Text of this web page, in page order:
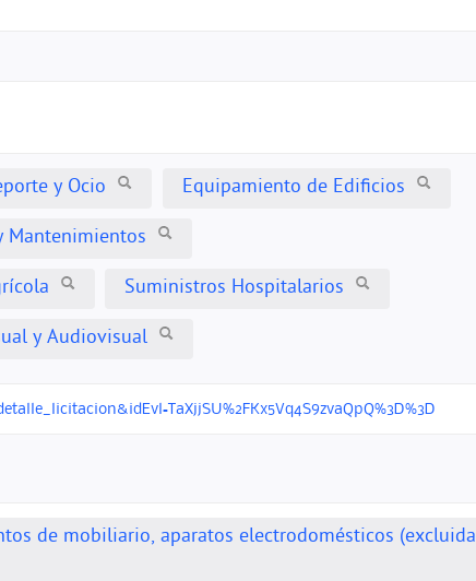
y Ocio Equipamiento de Edificios
Mantenimientos
Suministros Hospitalarios
y Audiovisual
de mobiliario, aparatos electrodomésticos (excluida